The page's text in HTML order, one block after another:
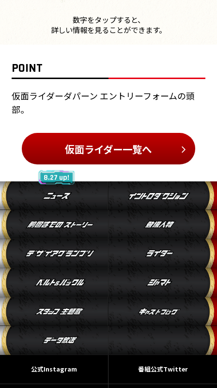
数字をタップすると、
詳しい情報を見ることができます。
POINT
仮面ライダーダパーン エントリーフォームの頭
部。
仮面ライダー一覧へ
8.27 up!
公式Instagram 番組公式Twitter